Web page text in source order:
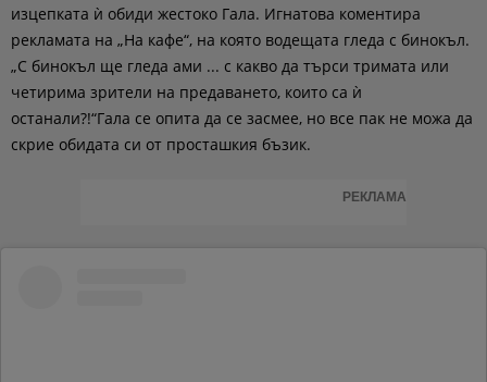
изцепката ѝ обиди жестоко Гала. Игнатова коментира
рекламата на „На кафе“, на която водещата гледа с бинокъл.
„С бинокъл ще гледа ами ... с какво да търси тримата или
четирима зрители на предаването, които са ѝ
останали?!“Гала се опита да се засмее, но все пак не можа да
скрие обидата си от просташкия бъзик.
РЕКЛАМА